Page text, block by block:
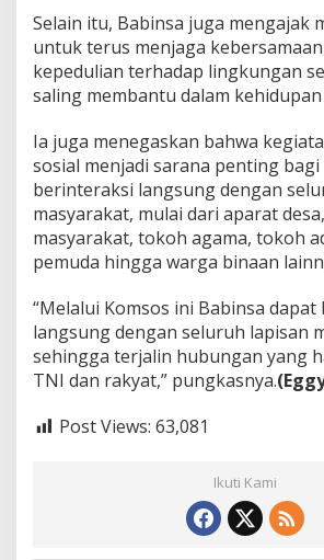
J
a
g
K
b
e
r
s
i
h
a
L
n
g
k
n
Selain itu, Babinsa juga mengajak
untuk terus menjaga
kepedulian terhadap lingkungan
saling membantu dalam
Ia juga menegaskan bahwa
sosial menjadi sarana penting
berinteraksi langsung dengan
masyarakat, mulai dari aparat
masyarakat, tokoh agama, tokoh
pemuda hingga warga binaan
“Melalui Komsos ini Babinsa
langsung dengan seluruh lapisan
sehingga terjalin hubungan yang
TNI dan rakyat,” pungkasnya.
Post Views: 63,081
Ikuti Kami